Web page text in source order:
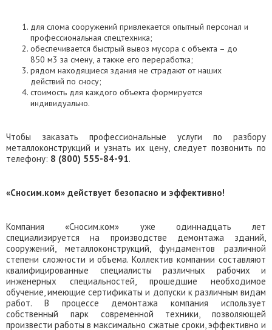
для слома сооружений привлекается опытный персонал и
профессиональная спецтехника;
обеспечивается быстрый вывоз мусора с объекта – до
850 м3 за смену, а также его переработка;
рядом находящиеся здания не страдают от наших
действий по сносу;
стоимость для каждого объекта формируется
индивидуально.
Чтобы заказать профессиональные услуги по разбору
металлоконструкций и узнать их цену, следует позвонить по
телефону: 8 (800) 555-84-91.
«Сносим.ком» действует безопасно и эффективно!
Компания «Сносим.ком» уже одиннадцать лет
специализируется на производстве демонтажа зданий,
сооружений, металлоконструкций, фундаментов различной
степени сложности и объема. Коллектив компании составляют
квалифицированные специалисты различных рабочих и
инженерных специальностей, прошедшие необходимое
обучение, имеющие сертификаты и допуски к различным видам
работ. В процессе демонтажа компания использует
собственный парк современной техники, позволяющей
произвести работы в максимально сжатые сроки, эффективно и